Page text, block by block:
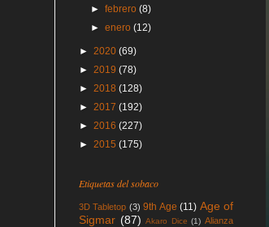
►febrero(8)
►enero(12)
► 2020 (69)
► 2019 (78)
► 2018 (128)
► 2017 (192)
► 2016 (227)
► 2015 (175)
Etiquetas del sobaco
3D Tabletop (3) 9th Age (11) Age of
Sigmar (87) Akaro Dice (1) Alianza